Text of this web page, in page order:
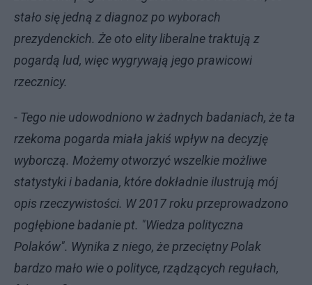
stało się jedną z diagnoz po wyborach
prezydenckich. Że oto elity liberalne traktują z
pogardą lud, więc wygrywają jego prawicowi
rzecznicy.
- Tego nie udowodniono w żadnych badaniach, że ta
rzekoma pogarda miała jakiś wpływ na decyzję
wyborczą. Możemy otworzyć wszelkie możliwe
statystyki i badania, które dokładnie ilustrują mój
opis rzeczywistości. W 2017 roku przeprowadzono
pogłębione badanie pt. "Wiedza polityczna
Polaków". Wynika z niego, że przeciętny Polak
bardzo mało wie o polityce, rządzących regułach,